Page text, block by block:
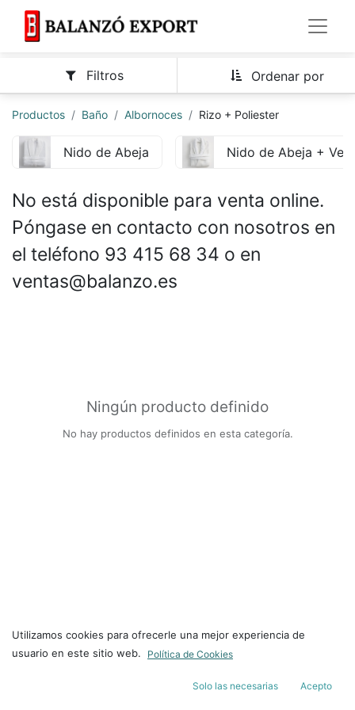
Ordenar por
Filtros
Productos Baño Albornoces Rizo + Poliester
Nido de Abeja Nido de Abeja +
No está disponible para venta online.
Póngase en contacto con nosotros en
el teléfono 93 415 68 34 o en
ventas@balanzo.es
Ningún producto definido
No hay productos definidos en esta categoría.
Utilizamos cookies para ofrecerle una mejor experiencia de
usuario en este sitio web.
Política de Cookies
Solo las necesarias Acepto